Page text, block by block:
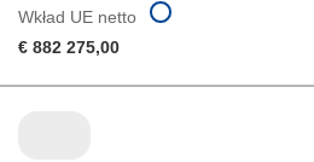
Wkład UE netto
€ 882 275,00